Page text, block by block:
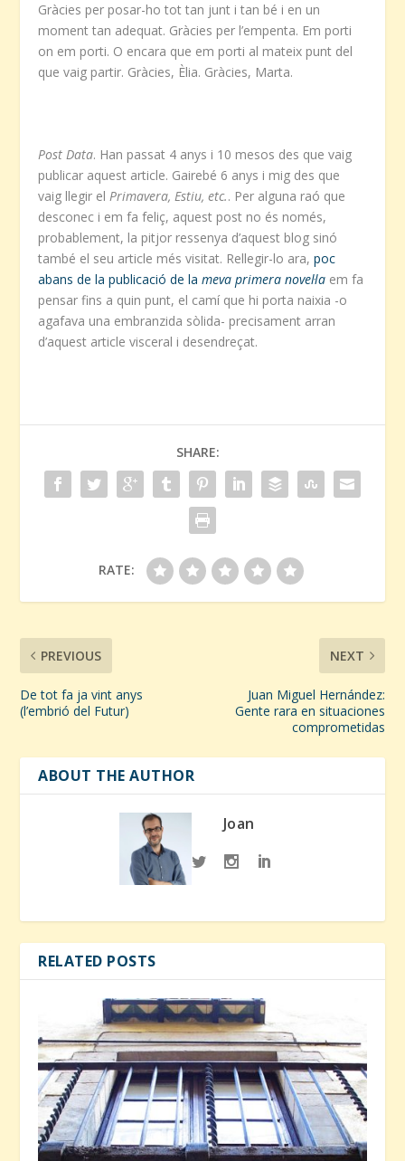
Gràcies per posar-ho tot tan junt i tan bé i en un
moment tan adequat. Gràcies per l’empenta. Em porti
on em porti. O encara que em porti al mateix punt del
que vaig partir. Gràcies, Èlia. Gràcies, Marta.
Post Data. Han passat 4 anys i 10 mesos des que vaig
publicar aquest article. Gairebé 6 anys i mig des que
vaig llegir elPrimavera, Estiu, etc.. Per alguna raó que
desconec i em fa feliç, aquest post no és només,
probablement, la pitjor ressenya d’aquest blog sinó
també el seu article més visitat. Rellegir-lo ara,poc
abans de la publicació de lameva primera novel·la em fa
pensar fins a quin punt, el camí que hi porta naixia -o
agafava una embranzida sòlida- precisament arran
d’aquest article visceral i desendreçat.
SHARE:
RATE:
PREVIOUS
De tot fa ja vint anys
(l’embrió del Futur)
NEXT
Juan Miguel Hernández:
Gente rara en situaciones
comprometidas
ABOUT THE AUTHOR
Joan
RELATED POSTS